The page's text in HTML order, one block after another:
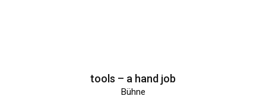
tools – a hand job
Bühne